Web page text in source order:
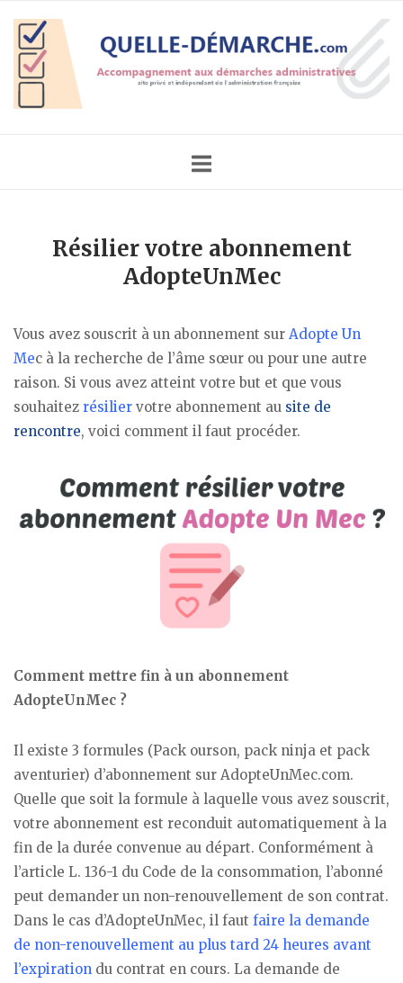
content
Home
Résilier votre abonnement
AdopteUnMec
Vous avez souscrit à un abonnement sur Adopte Un
Mec à la recherche de l’âme sœur ou pour une autre
raison. Si vous avez atteint votre but et que vous
souhaitez résilier votre abonnement au site de
rencontre, voici comment il faut procéder.
Comment mettre fin à un abonnement
AdopteUnMec ?
Il existe 3 formules (Pack ourson, pack ninja et pack
aventurier) d’abonnement sur AdopteUnMec.com.
Quelle que soit la formule à laquelle vous avez souscrit,
votre abonnement est reconduit automatiquement à la
fin de la durée convenue au départ. Conformément à
l’article L. 136-1 du Code de la consommation, l’abonné
peut demander un non-renouvellement de son contrat.
Dans le cas d’AdopteUnMec, il faut faire la demande
de non-renouvellement au plus tard 24 heures avant
l’expiration du contrat en cours. La demande de